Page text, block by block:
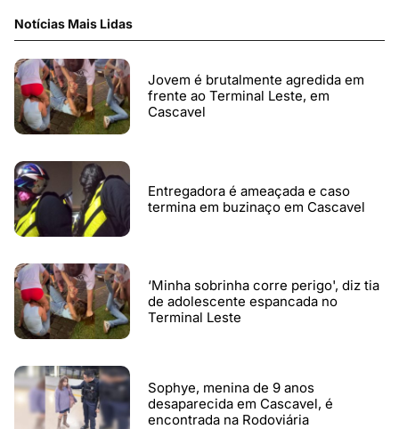
Notícias Mais Lidas
Jovem é brutalmente agredida em
frente ao Terminal Leste, em
Cascavel
Entregadora é ameaçada e caso
termina em buzinaço em Cascavel
‘Minha sobrinha corre perigo', diz tia
de adolescente espancada no
Terminal Leste
Sophye, menina de 9 anos
desaparecida em Cascavel, é
encontrada na Rodoviária